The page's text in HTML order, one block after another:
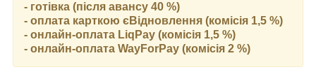
- готівка (після авансу 40 %)
- оплата карткою єВідновлення (комісія 1,5 %)
- онлайн-оплата LiqPay (комісія 1,5 %)
- онлайн-оплата WayForPay (комісія 2 %)